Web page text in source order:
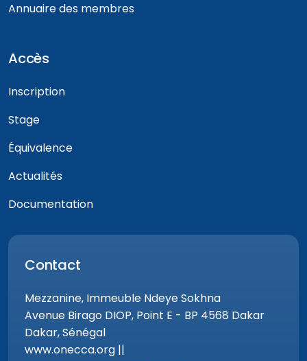
Annuaire des membres
Accès
Inscription
Stage
Équivalence
Actualités
Documentation
Contact
Mezzanine, Immeuble Ndeye Sokhna
Avenue Birago DIOP, Point E - BP 4568 Dakar
Dakar, Sénégal
www.onecca.org ||